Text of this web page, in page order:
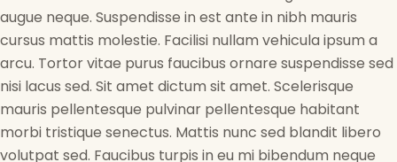
augue neque. Suspendisse in est ante in nibh mauris
cursus mattis molestie. Facilisi nullam vehicula ipsum a
arcu. Tortor vitae purus faucibus ornare suspendisse sed
nisi lacus sed. Sit amet dictum sit amet. Scelerisque
mauris pellentesque pulvinar pellentesque habitant
morbi tristique senectus. Mattis nunc sed blandit libero
volutpat sed. Faucibus turpis in eu mi bibendum neque